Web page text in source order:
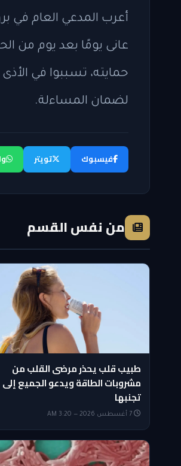
أعرب المدعي العام في
عانى يومًا بعد يوم من
حمايته، تسببوا في
لضمان المساءلة.
فيسبوك تويتر
من نفس القسم
طبيب قلب يحذر مرضى القلب من
مشروبات الطاقة ويدعو الجميع إلى
تجنبها